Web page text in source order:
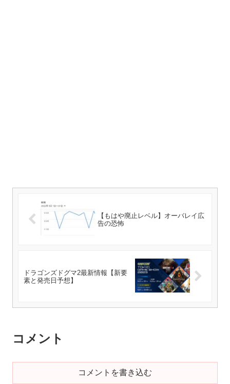
【もはや廃止レベル】オーバレイ広
告の恐怖
ドラゴンズドグマ2最新情報【新要
素と発売日予想】
コメント
コメントを書き込む